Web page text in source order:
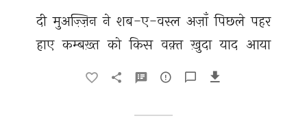
दी मुअज़्ज़िन ने शब-ए-वस्ल अज़ाँ पिछले पहर
हाए कम्बख़्त को किस वक़्त ख़ुदा याद आया